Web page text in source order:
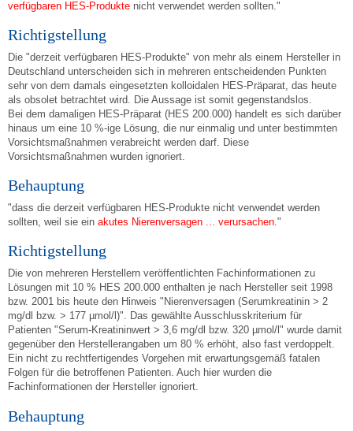
verfügbaren HES-Produktenicht verwendet werden sollten."
Richtigstellung
Die "derzeit verfügbaren HES-Produkte" von mehr als einem Hersteller in
Deutschland unterscheiden sich in mehreren entscheidenden Punkten
sehr von dem damals eingesetzten kolloidalen HES-Präparat, das heute
als obsolet betrachtet wird. Die Aussage ist somit gegenstandslos.
Bei dem damaligen HES-Präparat (HES 200.000) handelt es sich darüber
hinaus um eine 10 %-ige Lösung, die nur einmalig und unter bestimmten
Vorsichtsmaßnahmen verabreicht werden darf. Diese
Vorsichtsmaßnahmen wurden ignoriert.
Behauptung
"dass die derzeit verfügbaren HES-Produkte nicht verwendet werden
sollten, weil sie ein akutes Nierenversagen ... verursachen."
Richtigstellung
Die von mehreren Herstellern veröffentlichten Fachinformationen zu
Lösungen mit 10 % HES 200.000 enthalten je nach Hersteller seit 1998
bzw. 2001 bis heute den Hinweis "Nierenversagen (Serumkreatinin > 2
mg/dl bzw. > 177 µmol/l)". Das gewählte Ausschlusskriterium für
Patienten "Serum-Kreatininwert > 3,6 mg/dl bzw. 320 µmol/l" wurde damit
gegenüber den Herstellerangaben um 80 % erhöht, also fast verdoppelt.
Ein nicht zu rechtfertigendes Vorgehen mit erwartungsgemäß fatalen
Folgen für die betroffenen Patienten. Auch hier wurden die
Fachinformationen der Hersteller ignoriert.
Behauptung